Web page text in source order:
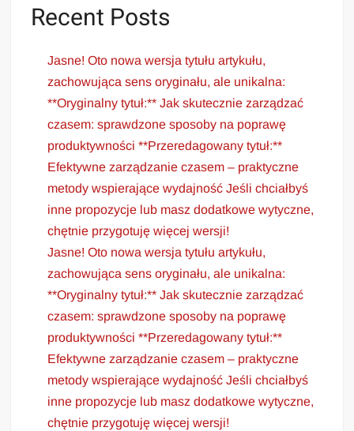
Recent Posts
Jasne! Oto nowa wersja tytułu artykułu,
zachowująca sens oryginału, ale unikalna:
**Oryginalny tytuł:** Jak skutecznie zarządzać
czasem: sprawdzone sposoby na poprawę
produktywności **Przeredagowany tytuł:**
Efektywne zarządzanie czasem – praktyczne
metody wspierające wydajność Jeśli chciałbyś
inne propozycje lub masz dodatkowe wytyczne,
chętnie przygotuję więcej wersji!
Jasne! Oto nowa wersja tytułu artykułu,
zachowująca sens oryginału, ale unikalna:
**Oryginalny tytuł:** Jak skutecznie zarządzać
czasem: sprawdzone sposoby na poprawę
produktywności **Przeredagowany tytuł:**
Efektywne zarządzanie czasem – praktyczne
metody wspierające wydajność Jeśli chciałbyś
inne propozycje lub masz dodatkowe wytyczne,
chętnie przygotuję więcej wersji!